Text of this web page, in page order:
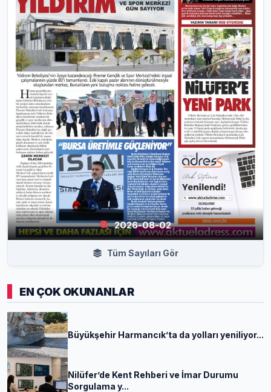
2026-08-02
Tüm Sayıları Gör
EN ÇOK OKUNANLAR
Büyükşehir Harmancık’ta da yolları yeniliyor...
Nilüfer’de Kent Rehberi ve İmar Durumu
Sorgulama y...